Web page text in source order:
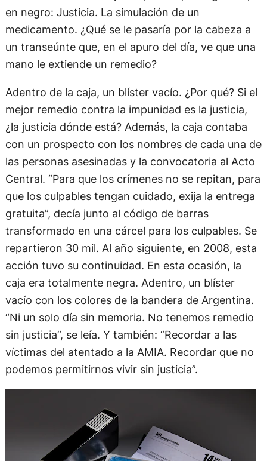
en negro: Justicia. La simulación de un
medicamento. ¿Qué se le pasaría por la cabeza a
un transeúnte que, en el apuro del día, ve que una
mano le extiende un remedio?
Adentro de la caja, un blíster vacío. ¿Por qué? Si el
mejor remedio contra la impunidad es la justicia,
¿la justicia dónde está? Además, la caja contaba
con un prospecto con los nombres de cada una de
las personas asesinadas y la convocatoria al Acto
Central. “Para que los crímenes no se repitan, para
que los culpables tengan cuidado, exija la entrega
gratuita”, decía junto al código de barras
transformado en una cárcel para los culpables. Se
repartieron 30 mil. Al año siguiente, en 2008, esta
acción tuvo su continuidad. En esta ocasión, la
caja era totalmente negra. Adentro, un blíster
vacío con los colores de la bandera de Argentina.
“Ni un solo día sin memoria. No tenemos remedio
sin justicia”, se leía. Y también: “Recordar a las
víctimas del atentado a la AMIA. Recordar que no
podemos permitirnos vivir sin justicia”.